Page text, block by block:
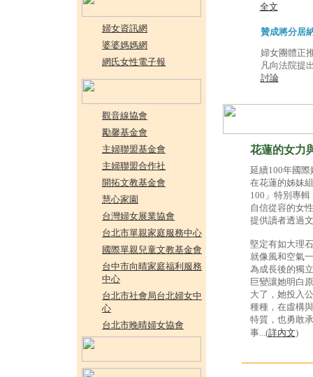
婦女資訊網
婆婆媽媽網
網氏女性電子報
觀音線協會
勵馨基金會
主婦聯盟基金會
主婦聯盟合作社
開拓文教基金會
慧心家園
台灣婦女展業協會
台北市單親家庭服務中心
國際單親兒童文教基金會
台中市向晴家庭福利服務
中心
台北市社會局台北婦女中
心
台北市晚晴婦女協會
全文
贊成將分居
婦女團體正
凡向法院提
討論
花蓮的女力
延續100年國
在花蓮的姊妹
100」特別專
自信從容的女
提供讀者透過
堅定有如大理
就像風和空氣
為成長後的獨
巨變讓她明白
大了，她投入
種種，在虛構
特質，也勇敢
事...(詳內文)